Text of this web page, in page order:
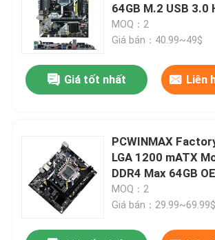
64GB M.2 USB 3.0
lý thế hệ thứ 8 thứ 9
buôn
MOQ：2
Giá bán：40.99~49$
Giá tốt nhất Liên
PCWINMAX
LGA 1200 mATX
DDR4 Max 64GB
trợ CPU thế hệ thứ
MOQ：2
Giá bán：29.99~69.99$